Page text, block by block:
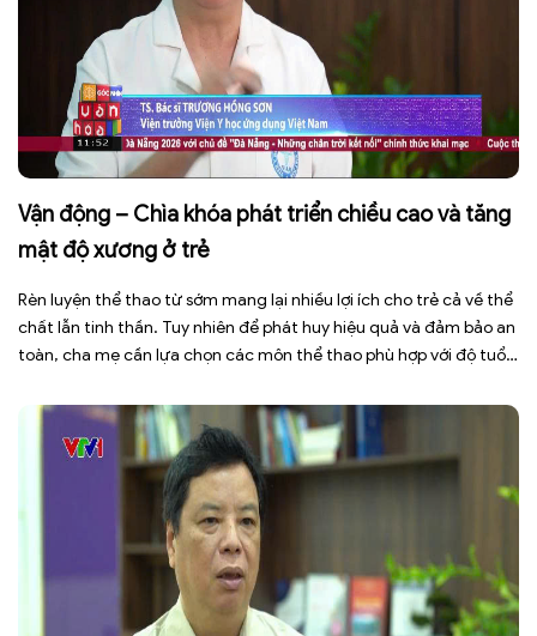
Vận động – Chìa khóa phát triển chiều cao và tăng
mật độ xương ở trẻ
Rèn luyện thể thao từ sớm mang lại nhiều lợi ích cho trẻ cả về thể
chất lẫn tinh thần. Tuy nhiên để phát huy hiệu quả và đảm bảo an
toàn, cha mẹ cần lựa chọn các môn thể thao phù hợp với độ tuổi,